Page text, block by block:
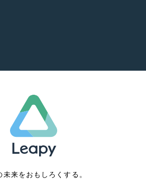
未来をおもしろくする。